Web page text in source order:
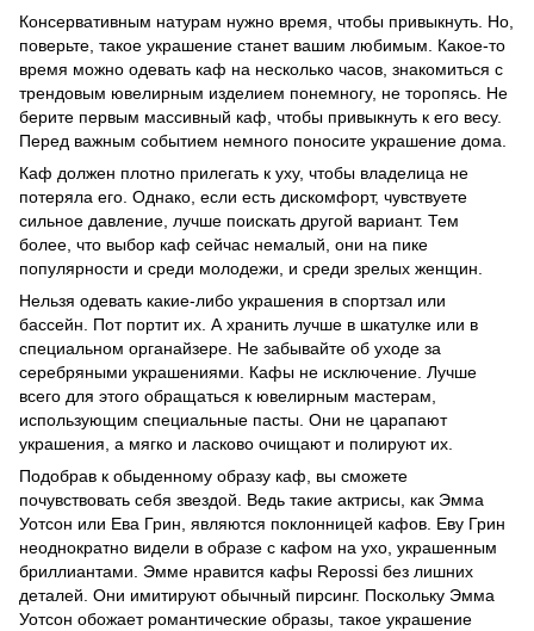
Консервативным натурам нужно время, чтобы привыкнуть. Но,
поверьте, такое украшение станет вашим любимым. Какое-то
время можно одевать каф на несколько часов, знакомиться с
трендовым ювелирным изделием понемногу, не торопясь. Не
берите первым массивный каф, чтобы привыкнуть к его весу.
Перед важным событием немного поносите украшение дома.
Каф должен плотно прилегать к уху, чтобы владелица не
потеряла его. Однако, если есть дискомфорт, чувствуете
сильное давление, лучше поискать другой вариант. Тем
более, что выбор каф сейчас немалый, они на пике
популярности и среди молодежи, и среди зрелых женщин.
Нельзя одевать какие-либо украшения в спортзал или
бассейн. Пот портит их. А хранить лучше в шкатулке или в
специальном органайзере. Не забывайте об уходе за
серебряными украшениями. Кафы не исключение. Лучше
всего для этого обращаться к ювелирным мастерам,
использующим специальные пасты. Они не царапают
украшения, а мягко и ласково очищают и полируют их.
Подобрав к обыденному образу каф, вы сможете
почувствовать себя звездой. Ведь такие актрисы, как Эмма
Уотсон или Ева Грин, являются поклонницей кафов. Еву Грин
неоднократно видели в образе с кафом на ухо, украшенным
бриллиантами. Эмме нравится кафы Repossi без лишних
деталей. Они имитируют обычный пирсинг. Поскольку Эмма
Уотсон обожает романтические образы, такое украшение